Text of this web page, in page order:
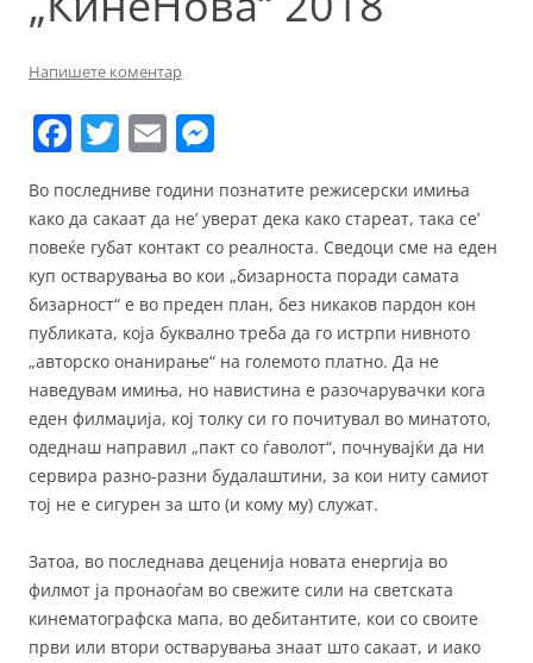
Напишете коментар
F
c
e
b
o
o
k
T
itt
er
E
ai
l
ss
e
n
g
er
Во последниве години познатите режисерски имиња
како да сакаат да не’ уверат дека како стареат, така се’
повеќе губат контакт со реалноста. Сведоци сме на еден
куп остварувања во кои „бизарноста поради самата
бизарност“ е во преден план, без никаков пардон кон
публиката, која буквално треба да го истрпи нивното
„авторско онанирање“ на големото платно. Да не
наведувам имиња, но навистина е разочарувачки кога
еден филмаџија, кој толку си го почитувал во минатото,
одеднаш направил „пакт со ѓаволот“, почнувајќи да ни
сервира разно-разни будалаштини, за кои ниту самиот
тој не е сигурен за што (и кому му) служат.
Затоа, во последнава деценија новата енергија во
филмот ја пронаоѓам во свежите сили на светската
кинематографска мапа, во дебитантите, кои со своите
први или втори остварувања знаат што сакаат, и иако